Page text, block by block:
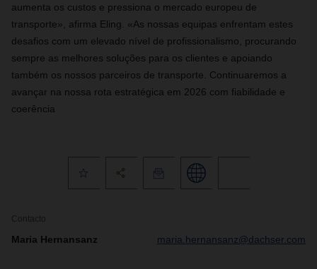
aumenta os custos e pressiona o mercado europeu de
transporte», afirma Eling. «As nossas equipas enfrentam estes
desafios com um elevado nível de profissionalismo, procurando
sempre as melhores soluções para os clientes e apoiando
também os nossos parceiros de transporte. Continuaremos a
avançar na nossa rota estratégica em 2026 com fiabilidade e
coerência
Contacto
Maria Hernansanz maria.hernansanz@dachser.com